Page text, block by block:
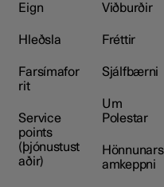
Eign
Hleðsla
Farsímafor
rit
Service
points
(þjónustust
aðir)
Viðburðir
Fréttir
Sjálfbærni
Um
Polestar
Hönnunars
amkeppni